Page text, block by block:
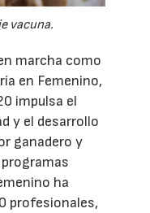
vacuna.
marcha como
en Femenino,
impulsa el
y el desarrollo
ganadero y
ha
profesionales,